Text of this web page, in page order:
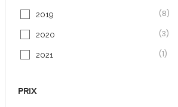
2019 (8)
2020 (3)
2021 (1)
PRIX